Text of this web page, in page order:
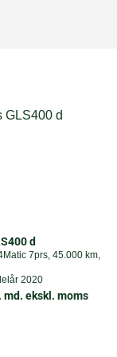
d
7prs, 45.000 km,
2020
md. ekskl. moms